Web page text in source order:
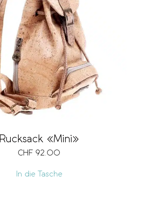
Rucksack «Mini»
CHF 92.00
In die Tasche